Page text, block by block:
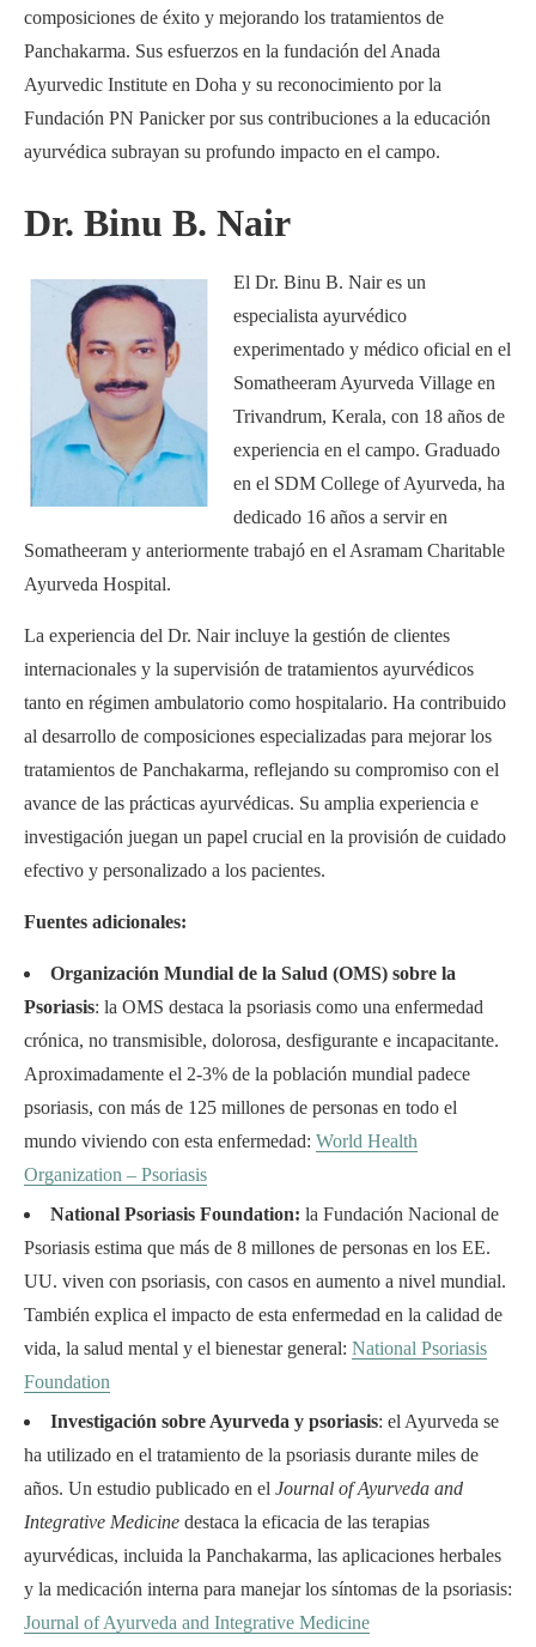
composiciones de éxito y mejorando los tratamientos de
Panchakarma. Sus esfuerzos en la fundación del Anada
Ayurvedic Institute en Doha y su reconocimiento por la
Fundación PN Panicker por sus contribuciones a la educación
ayurvédica subrayan su profundo impacto en el campo.
Dr. Binu B. Nair
El Dr. Binu B. Nair es un
especialista ayurvédico
experimentado y médico oficial en el
Somatheeram Ayurveda Village en
Trivandrum, Kerala, con 18 años de
experiencia en el campo. Graduado
en el SDM College of Ayurveda, ha
dedicado 16 años a servir en
Somatheeram y anteriormente trabajó en el Asramam Charitable
Ayurveda Hospital.
La experiencia del Dr. Nair incluye la gestión de clientes
internacionales y la supervisión de tratamientos ayurvédicos
tanto en régimen ambulatorio como hospitalario. Ha contribuido
al desarrollo de composiciones especializadas para mejorar los
tratamientos de Panchakarma, reflejando su compromiso con el
avance de las prácticas ayurvédicas. Su amplia experiencia e
investigación juegan un papel crucial en la provisión de cuidado
efectivo y personalizado a los pacientes.
Fuentes adicionales:
Organización Mundial de la Salud (OMS) sobre la
Psoriasis: la OMS destaca la psoriasis como una enfermedad
crónica, no transmisible, dolorosa, desfigurante e incapacitante.
Aproximadamente el 2-3% de la población mundial padece
psoriasis, con más de 125 millones de personas en todo el
mundo viviendo con esta enfermedad: World Health
Organization – Psoriasis
National Psoriasis Foundation: la Fundación Nacional de
Psoriasis estima que más de 8 millones de personas en los EE.
UU. viven con psoriasis, con casos en aumento a nivel mundial.
También explica el impacto de esta enfermedad en la calidad de
vida, la salud mental y el bienestar general: National Psoriasis
Foundation
Investigación sobre Ayurveda y psoriasis: el Ayurveda se
ha utilizado en el tratamiento de la psoriasis durante miles de
años. Un estudio publicado en el Journal of Ayurveda and
Integrative Medicine destaca la eficacia de las terapias
ayurvédicas, incluida la Panchakarma, las aplicaciones herbales
y la medicación interna para manejar los síntomas de la psoriasis:
Journal of Ayurveda and Integrative Medicine